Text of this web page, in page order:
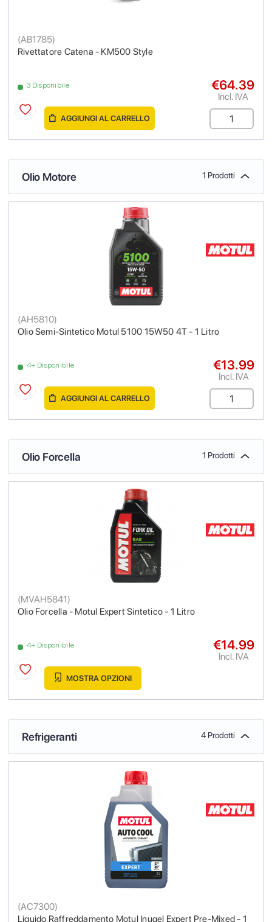
Rivettatore Catena - KM500 Style
(AB1785)
3 Disponibile €64.39
Incl. IVA
AGGIUNGI AL CARRELLO
Olio Motore 1 Prodotti
Olio Semi-Sintetico Motul 5100 15W50 4T - 1 Litro
(AH5810)
4+ Disponibile €13.99
Incl. IVA
AGGIUNGI AL CARRELLO
Olio Forcella 1 Prodotti
Olio Forcella - Motul Expert Sintetico - 1 Litro
(MVAH5841)
4+ Disponibile €14.99
Incl. IVA
MOSTRA OPZIONI
Refrigeranti 4 Prodotti
Liquido Raffreddamento Motul Inugel Expert Pre-Mixed - 1
(AC7300)